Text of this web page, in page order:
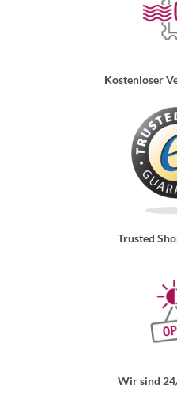
Kostenloser
Trusted
Wir sind